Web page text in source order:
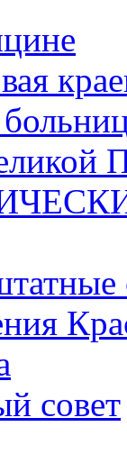
совет